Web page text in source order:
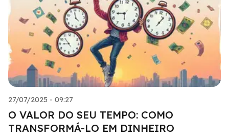
27/07/2025 - 09:27
O VALOR DO SEU TEMPO: COMO
TRANSFORMÁ-LO EM DINHEIRO